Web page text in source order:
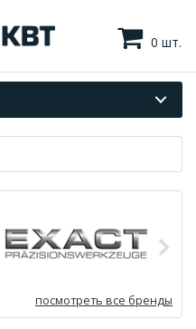
0 шт.
посмотреть все бренды